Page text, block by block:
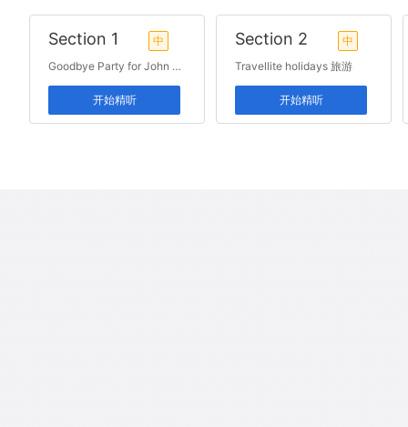
Section 1
中
Goodbye Party for John 其他
开始精听
Section 2
中
Travellite holidays 旅游
开始精听